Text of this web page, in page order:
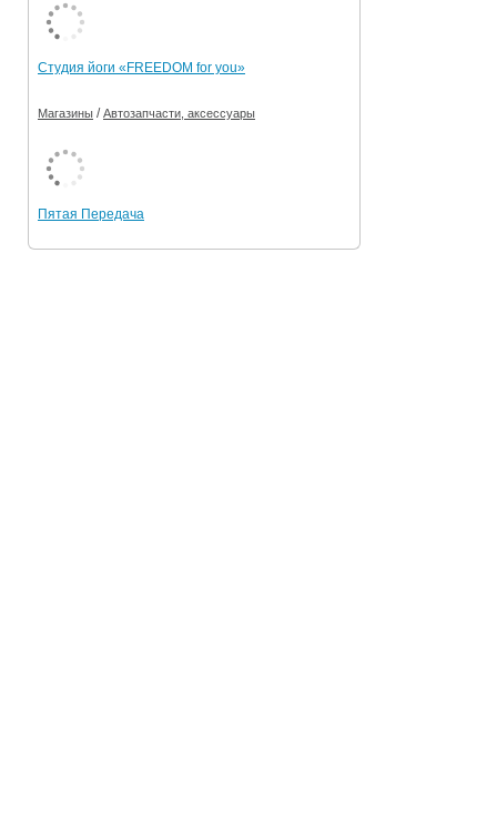
Студия йоги «FREEDOM for you»
Магазины /Автозапчасти, аксессуары
Пятая Передача